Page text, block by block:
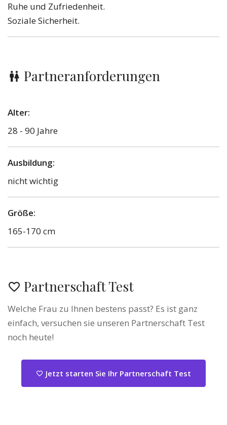
Ruhe und Zufriedenheit.
Soziale Sicherheit.
Partneranforderungen
Alter:
28 - 90 Jahre
Ausbildung:
nicht wichtig
Größe:
165-170 cm
Partnerschaft Test
Welche Frau zu Ihnen bestens passt? Es ist ganz
einfach, versuchen sie unseren Partnerschaft Test
noch heute!
Jetzt starten Sie Ihr Partnerschaft Test